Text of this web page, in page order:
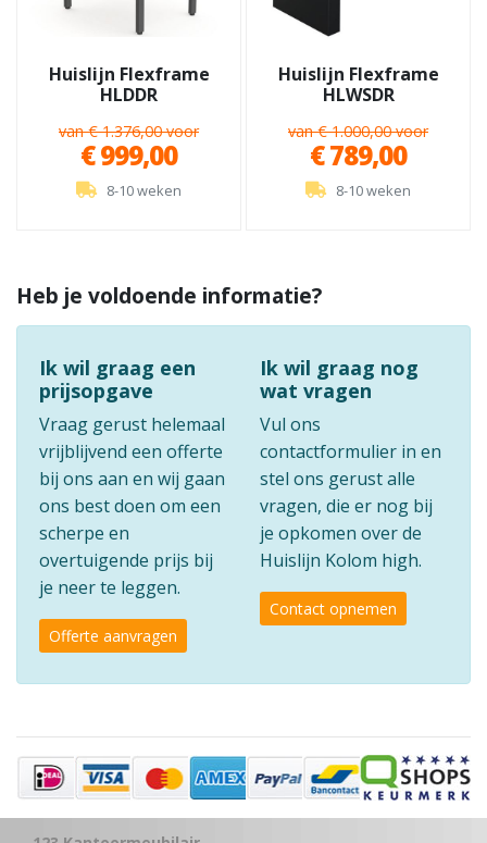
Huislijn Flexframe
HLDDR
van € 1.376,00 voor
€ 999,00
8-10 weken
Huislijn Flexframe
HLWSDR
van € 1.000,00 voor
€ 789,00
8-10 weken
Heb je voldoende informatie?
Ik wil graag een
prijsopgave
Vraag gerust helemaal
vrijblijvend een offerte
bij ons aan en wij gaan
ons best doen om een
scherpe en
overtuigende prijs bij
je neer te leggen.
Offerte aanvragen
Ik wil graag nog
wat vragen
Vul ons
contactformulier in en
stel ons gerust alle
vragen, die er nog bij
je opkomen over de
Huislijn Kolom high.
Contact opnemen